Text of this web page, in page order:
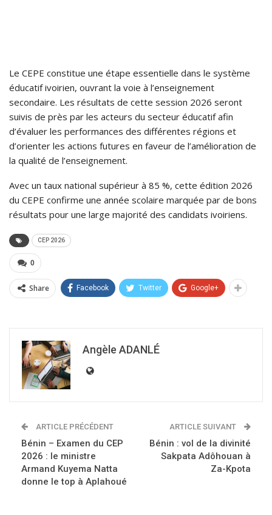
Le CEPE constitue une étape essentielle dans le système
éducatif ivoirien, ouvrant la voie à l’enseignement
secondaire. Les résultats de cette session 2026 seront
suivis de près par les acteurs du secteur éducatif afin
d’évaluer les performances des différentes régions et
d’orienter les actions futures en faveur de l’amélioration de
la qualité de l’enseignement.
Avec un taux national supérieur à 85 %, cette édition 2026
du CEPE confirme une année scolaire marquée par de bons
résultats pour une large majorité des candidats ivoiriens.
CEP 2026
0
Share Facebook Twitter Google+
Angèle ADANLÉ
ARTICLE PRÉCÉDENT
Bénin – Examen du CEP
2026 : le ministre
Armand Kuyema Natta
donne le top à Aplahoué
ARTICLE SUIVANT
Bénin : vol de la divinité
Sakpata Adôhouan à
Za-Kpota